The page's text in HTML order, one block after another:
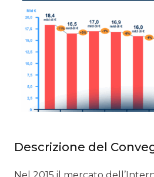
Descrizione del
Nel 2015 il mercato